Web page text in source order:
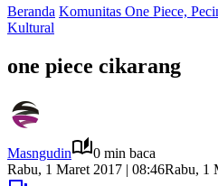
Beranda Komunitas One Piece,
Kultural
one piece cikarang
Masngudin
0 min baca
Rabu, 1 Maret 2017 | 08:46Rabu, 1